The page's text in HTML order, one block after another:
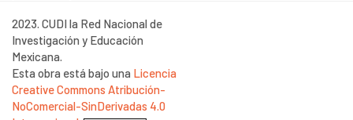
2023. CUDI la Red Nacional de
Investigación y Educación
Mexicana.
Esta obra está bajo una Licencia
Creative Commons Atribución-
NoComercial-SinDerivadas 4.0